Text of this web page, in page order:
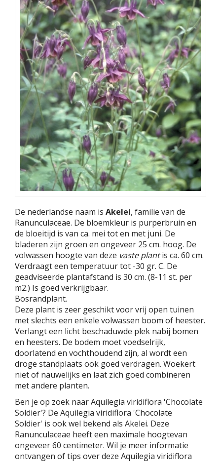
De nederlandse naam is Akelei, familie van de
Ranunculaceae. De bloemkleur is purperbruin en
de bloeitijd is van ca. mei tot en met juni. De
bladeren zijn groen en ongeveer 25 cm. hoog. De
volwassen hoogte van deze vaste plantis ca. 60 cm.
Verdraagt een temperatuur tot -30 gr. C. De
geadviseerde plantafstand is 30 cm. (8-11 st. per
m2.) Is goed verkrijgbaar.
Bosrandplant.
Deze plant is zeer geschikt voor vrij open tuinen
met slechts een enkele volwassen boom of heester.
Verlangt een licht beschaduwde plek nabij bomen
en heesters. De bodem moet voedselrijk,
doorlatend en vochthoudend zijn, al wordt een
droge standplaats ook goed verdragen. Woekert
niet of nauwelijks en laat zich goed combineren
met andere planten.
Ben je op zoek naar Aquilegia viridiflora 'Chocolate
Soldier'? De Aquilegia viridiflora 'Chocolate
Soldier' is ook wel bekend als Akelei. Deze
Ranunculaceae heeft een maximale hoogtevan
ongeveer 60 centimeter. Wil je meer informatie
ontvangen of tips over deze Aquilegia viridiflora